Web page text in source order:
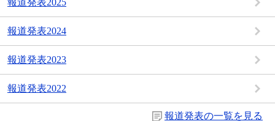
報道発表2024
報道発表2023
報道発表2022
報道発表の一覧を見る